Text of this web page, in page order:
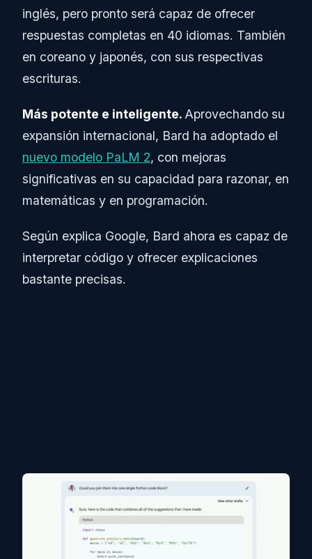
inglés, pero pronto será capaz de ofrecer
respuestas completas en 40 idiomas. También
en coreano y japonés, con sus respectivas
escrituras.
Más potente e inteligente. Aprovechando su
expansión internacional, Bard ha adoptado el
nuevo modelo PaLM 2, con mejoras
significativas en su capacidad para razonar, en
matemáticas y en programación.
Según explica Google, Bard ahora es capaz de
interpretar código y ofrecer explicaciones
bastante precisas.